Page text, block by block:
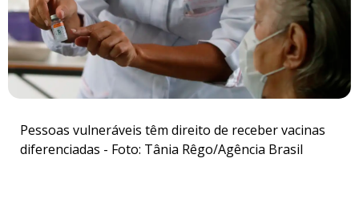
Pessoas vulneráveis têm direito de receber vacinas
diferenciadas - Foto: Tânia Rêgo/Agência Brasil